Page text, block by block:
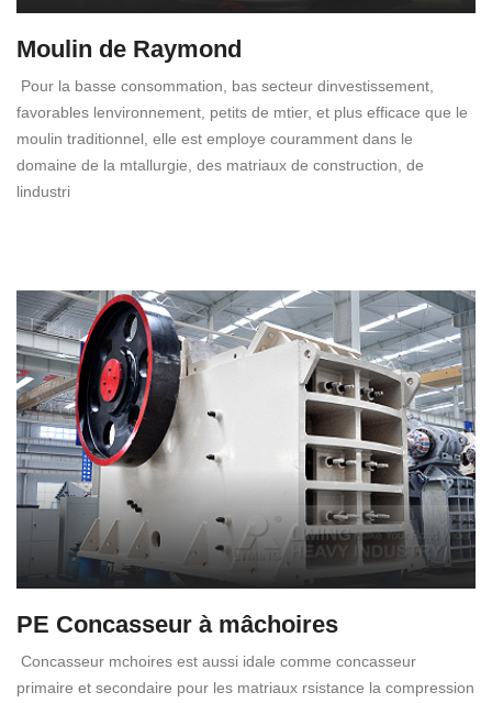
Moulin de Raymond
Pour la basse consommation, bas secteur dinvestissement,
favorables lenvironnement, petits de mtier, et plus efficace que le
moulin traditionnel, elle est employe couramment dans le
domaine de la mtallurgie, des matriaux de construction, de
lindustri
PE Concasseur à mâchoires
Concasseur mchoires est aussi idale comme concasseur
primaire et secondaire pour les matriaux rsistance la compression